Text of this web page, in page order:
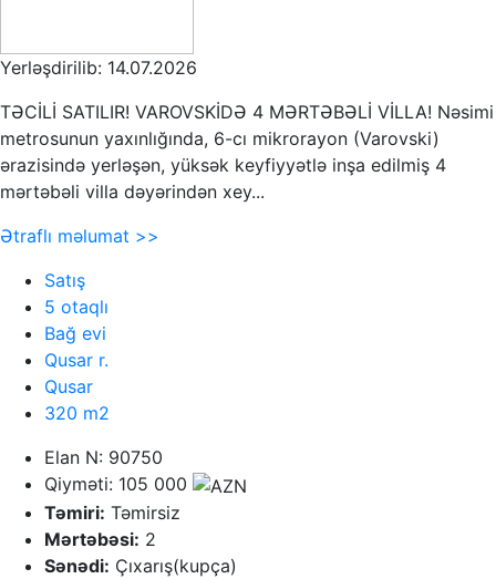
Yerləşdirilib: 14.07.2026
TƏCİLİ SATILIR! VAROVSKİDƏ 4 MƏRTƏBƏLİ VİLLA! Nəsimi
metrosunun yaxınlığında, 6-cı mikrorayon (Varovski)
ərazisində yerləşən, yüksək keyfiyyətlə inşa edilmiş 4
mərtəbəli villa dəyərindən xey...
Ətraflı məlumat >>
Satış
5 otaqlı
Bağ evi
Qusar r.
Qusar
320 m2
Elan N: 90750
Qiyməti: 105 000
Təmiri: Təmirsiz
Mərtəbəsi: 2
Sənədi: Çıxarış(kupça)